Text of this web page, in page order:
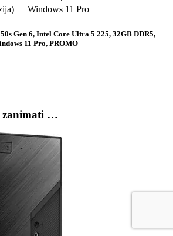
Windows 11 Pro
Gen 6, Intel Core Ultra 5 225, 32GB DDR5,
11 Pro, PROMO
zanimati …